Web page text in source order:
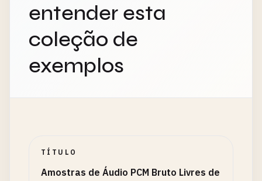
entender esta
coleção de
exemplos
TÍTULO
Amostras de Áudio PCM Bruto Livres de